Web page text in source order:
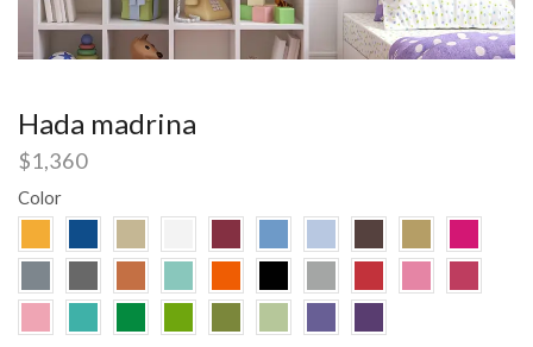
Hada madrina
$1,360
Color